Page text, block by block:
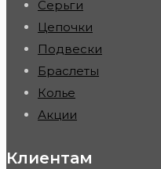
Серьги
Цепочки
Подвески
Браслеты
Колье
Акции
Клиентам